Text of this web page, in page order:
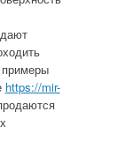
https://mir-